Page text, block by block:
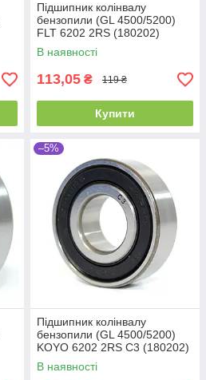
Підшипник колінвалу
бензопили (GL 4500/5200)
FLT 6202 2RS (180202)
(15x35x11)
В наявності
113,05 ₴ 119 ₴
Купити
–5%
Підшипник колінвалу
бензопили (GL 4500/5200)
KOYO 6202 2RS C3 (180202)
(15x35x11)
В наявності